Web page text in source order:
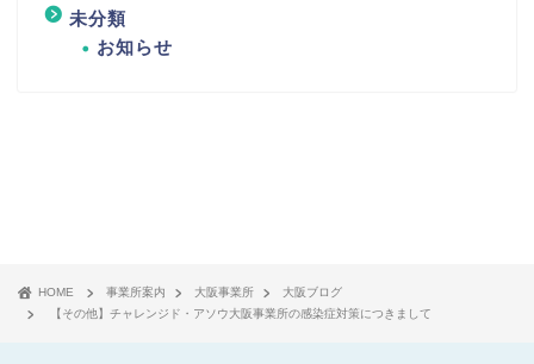
未分類
お知らせ
HOME 事業所案内 大阪事業所
大阪ブログ
【その他】チャレンジド・アソウ大阪事業所の感染症対策につきまして